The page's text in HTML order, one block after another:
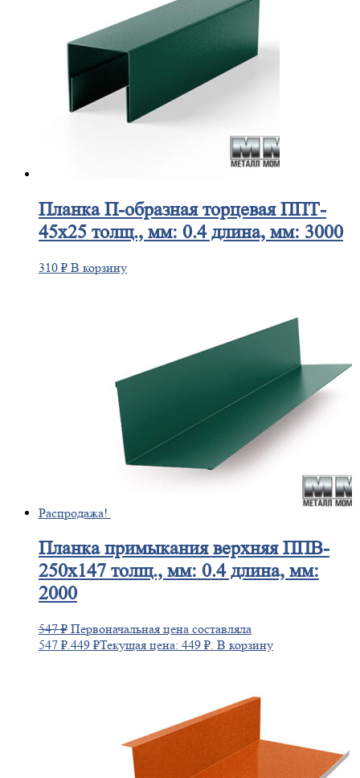
ПланкаП-образная торцевая ППТ-
45х25 толщ., мм: 0.4 длина, мм: 3000
310 ₽ В корзину
Распродажа!
Планкапримыкания верхняя ППВ-
250х147 толщ., мм: 0.4 длина, мм:
2000
547₽ Первоначальная цена составляла
547 ₽.449 ₽Текущая цена: 449 ₽. В корзину